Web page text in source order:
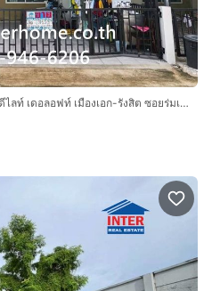
ทาวน์เฮ้าส์ 2 ชั้น 39.5 ตร.ว. หมู่บ้านดีไลท์ เดอลอฟท์ เมืองเอก-รังสิต ซอยร่มเย็น ถนนพหลโยธิน ถนนเลียบคลองรังสิต เมืองปทุมธานี ปทุมธานี